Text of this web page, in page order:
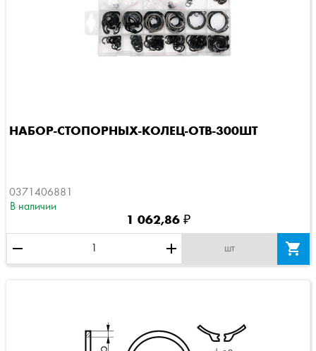
НАБОР-СТОПОРНЫХ-КОЛЕЦ-ОТВ-300ШТ
0371406881
В наличии
1 062,86 ₽
remove add шт 